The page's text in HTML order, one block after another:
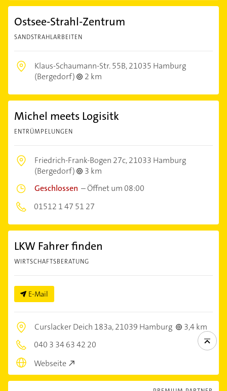
Ostsee-Strahl-Zentrum
SANDSTRAHLARBEITEN
Klaus-Schaumann-Str. 55B,21035 Hamburg
(Bergedorf)
2 km
Michel meets Logisitk
ENTRÜMPELUNGEN
Friedrich-Frank-Bogen 27c,21033 Hamburg
(Bergedorf)
3 km
Geschlossen –Öffnet um 08:00
01512 1 47 51 27
LKW Fahrer finden
WIRTSCHAFTSBERATUNG
E-Mail
Curslacker Deich 183a,21039 Hamburg
3,4 km
040 3 34 63 42 20
Webseite